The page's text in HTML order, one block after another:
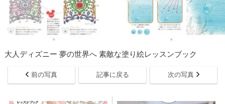
大人ディズニー 夢の世界へ 素敵な塗り絵レッスンブック
前の写真 記事に戻る 次の写真